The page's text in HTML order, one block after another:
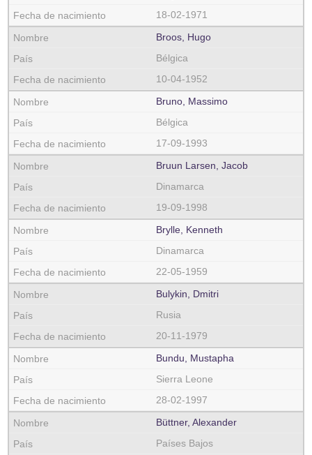
18-02-1971
Broos, Hugo
Bélgica
10-04-1952
Bruno, Massimo
Bélgica
17-09-1993
Bruun Larsen, Jacob
Dinamarca
19-09-1998
Brylle, Kenneth
Dinamarca
22-05-1959
Bulykin, Dmitri
Rusia
20-11-1979
Bundu, Mustapha
Sierra Leone
28-02-1997
Büttner, Alexander
Países Bajos